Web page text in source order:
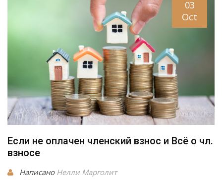
03
Oct
Если не оплачен членский взнос и Всё о чл.
взносе
Написано Нелли Марголит